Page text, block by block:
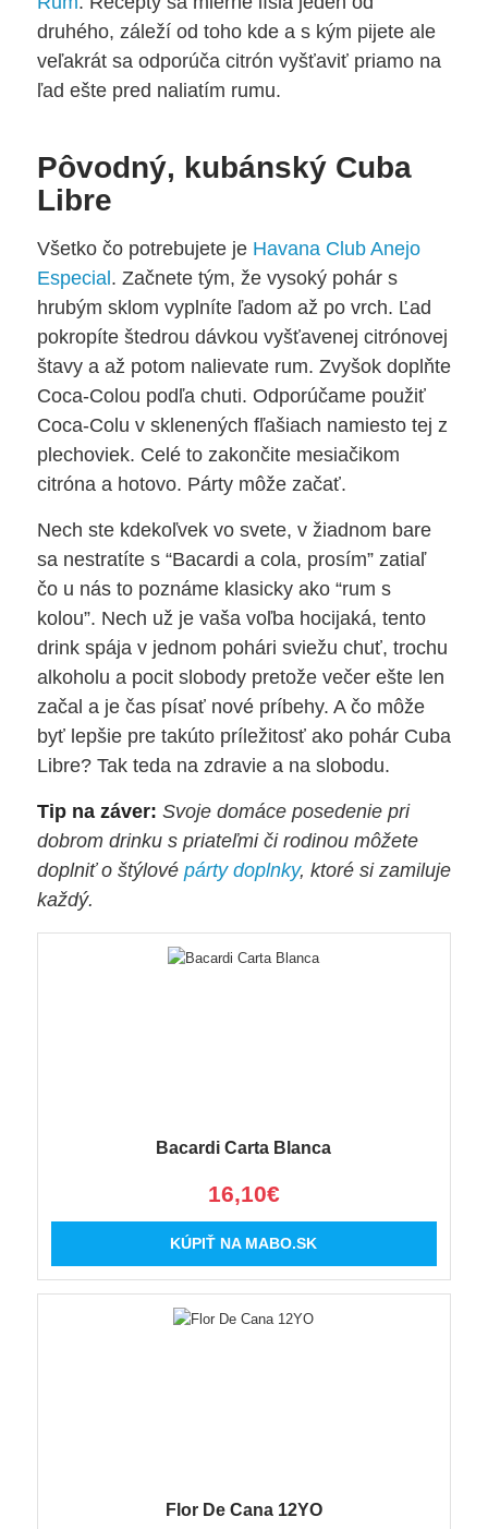
druhého, záleží od toho kde a s kým pijete ale
veľakrát sa odporúča citrón vyšťaviť priamo na
ľad ešte pred naliatím rumu.
Pôvodný, kubánský Cuba
Libre
Všetko čo potrebujete je Havana Club Anejo
Especial. Začnete tým, že vysoký pohár s
hrubým sklom vyplníte ľadom až po vrch. Ľad
pokropíte štedrou dávkou vyšťavenej citrónovej
štavy a až potom nalievate rum. Zvyšok doplňte
Coca-Colou podľa chuti. Odporúčame použiť
Coca-Colu v sklenených fľašiach namiesto tej z
plechoviek. Celé to zakončite mesiačikom
citróna a hotovo. Párty môže začať.
Nech ste kdekoľvek vo svete, v žiadnom bare
sa nestratíte s “Bacardi a cola, prosím” zatiaľ
čo u nás to poznáme klasicky ako “rum s
kolou”. Nech už je vaša voľba hocijaká, tento
drink spája v jednom pohári sviežu chuť, trochu
alkoholu a pocit slobody pretože večer ešte len
začal a je čas písať nové príbehy. A čo môže
byť lepšie pre takúto príležitosť ako pohár Cuba
Libre? Tak teda na zdravie a na slobodu.
Tip na záver: Svoje domáce posedenie pri
dobrom drinku s priateľmi či rodinou môžete
doplniť o štýlové párty doplnky, ktoré si zamiluje
každý.
Bacardi Carta Blanca
16,10€
KÚPIŤ NA MABO.SK
Flor De Cana 12YO